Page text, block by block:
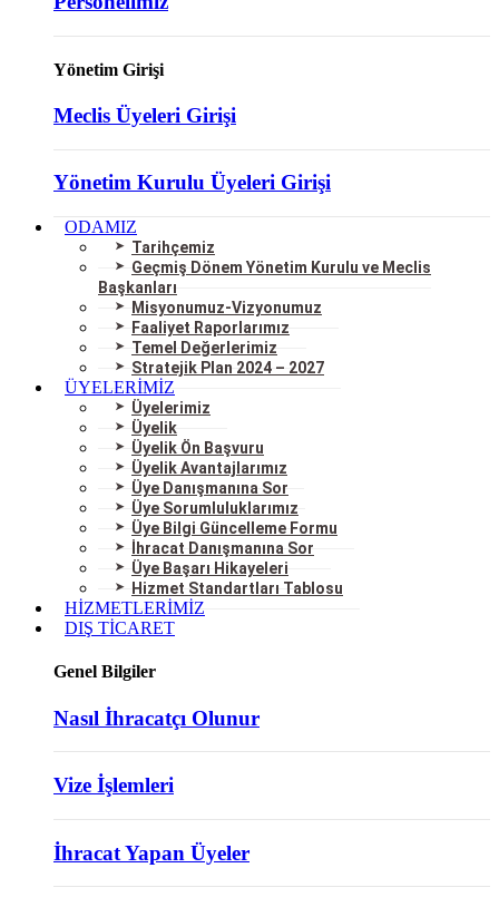
Yönetim Girişi
Meclis Üyeleri Girişi
Yönetim Kurulu Üyeleri Girişi
ODAMIZ
Tarihçemiz
Geçmiş Dönem Yönetim Kurulu ve Meclis
Başkanları
Misyonumuz-Vizyonumuz
Faaliyet Raporlarımız
Temel Değerlerimiz
Stratejik Plan 2024 – 2027
ÜYELERİMİZ
Üyelerimiz
Üyelik
Üyelik Ön Başvuru
Üyelik Avantajlarımız
Üye Danışmanına Sor
Üye Sorumluluklarımız
Üye Bilgi Güncelleme Formu
İhracat Danışmanına Sor
Üye Başarı Hikayeleri
Hizmet Standartları Tablosu
HİZMETLERİMİZ
DIŞ TİCARET
Genel Bilgiler
Nasıl İhracatçı Olunur
Vize İşlemleri
İhracat Yapan Üyeler